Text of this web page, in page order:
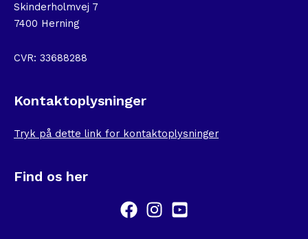
Skinderholmvej 7
7400 Herning
CVR: 33688288
Kontaktoplysninger
Tryk på dette link for kontaktoplysninger
Find os her